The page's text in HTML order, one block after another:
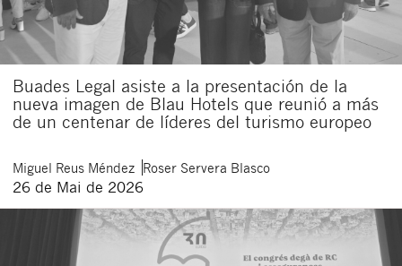
Buades Legal asiste a la presentación de la
nueva imagen de Blau Hotels que reunió a más
de un centenar de líderes del turismo europeo
Miguel Reus Méndez Roser Servera Blasco
26 de Mai de 2026